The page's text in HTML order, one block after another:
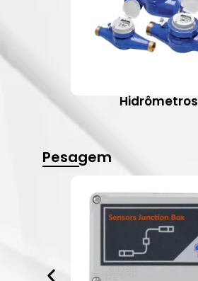
Hidrômetros
Pesagem